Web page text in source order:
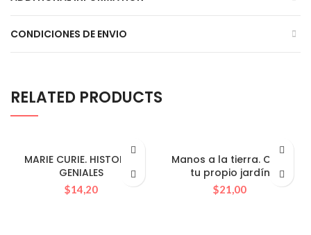
CONDICIONES DE ENVIO
RELATED PRODUCTS
MARIE CURIE. HISTORAS
GENIALES
$14,20
Manos a la tierra. Crea
tu propio jardín
$21,00